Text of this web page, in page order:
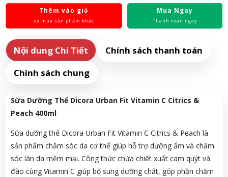
Thêm vào giỏ
và mua sản phẩm khác
Mua Ngay
Thanh toán ngay
Nội dung Chi Tiết
Chính sách thanh toán
Chính sách chung
Sữa Dưỡng Thể Dicora Urban Fit Vitamin C Citrics &
Peach 400ml
Sữa dưỡngthể Dicora Urban Fit Vitamin C Citrics & Peach là
sản phẩm chăm sóc da cơthể giúp hỗtrợ dưỡng ẩm và chăm
sóc làn da mềm mại. Côngthức chứa chiết xuất cam quýt và
đào cùng Vitamin C giúp bổ sung dưỡng chất, góp phần chăm